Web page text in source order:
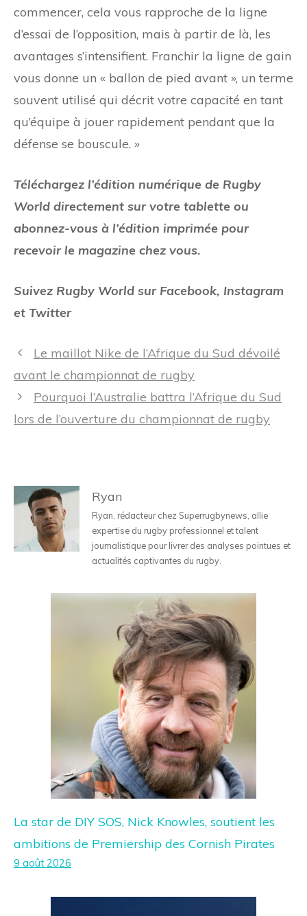
commencer, cela vous rapproche de la ligne
d’essai de l’opposition, mais à partir de là, les
avantages s’intensifient. Franchir la ligne de gain
vous donne un « ballon de pied avant », un terme
souvent utilisé qui décrit votre capacité en tant
qu’équipe à jouer rapidement pendant que la
défense se bouscule. »
Téléchargez l’édition numérique de Rugby
World directement sur votre tablette ou
abonnez-vous à l’édition imprimée pour
recevoir le magazine chez vous.
Suivez Rugby World sur Facebook, Instagram
et Twitter
Navigation
des
Le maillot Nike de l’Afrique du Sud dévoilé
avant le championnat de rugby
Pourquoi l’Australie battra l’Afrique du Sud
lors de l’ouverture du championnat de rugby
Ryan
Ryan, rédacteur chez Superrugbynews, allie
expertise du rugby professionnel et talent
journalistique pour livrer des analyses pointues et
actualités captivantes du rugby.
La star de DIY SOS, Nick Knowles, soutient les
ambitions de Premiership des Cornish Pirates
9 août 2026